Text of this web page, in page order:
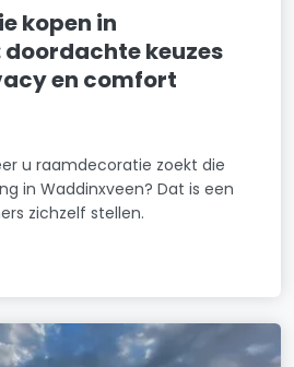
kopen in
keuzes
en comfort
u raamdecoratie zoekt die
in Waddinxveen? Dat is een
zichzelf stellen.